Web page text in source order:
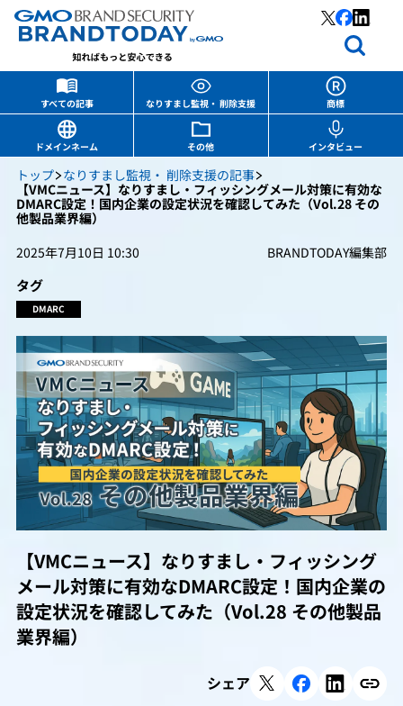
すべての記事 なりすまし監視・ 削除支援
商標
ドメインネーム
その他 インタビュー
トップ なりすまし監視・ 削除支援の記事
【VMCニュース】なりすまし・フィッシングメール対策に有効な
DMARC設定！国内企業の設定状況を確認してみた（Vol.28 その
他製品業界編）
2025年7月10日 10:30
BRANDTODAY編集部
タグ
DMARC
【VMCニュース】なりすまし・フィッシング
メール対策に有効なDMARC設定！国内企業の
設定状況を確認してみた（Vol.28 その他製品
業界編）
シェア